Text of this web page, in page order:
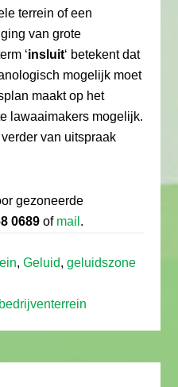
terrein of een
van grote
‘insluit‘ betekent dat
mogelijk moet
maakt op het
lawaaimakers mogelijk.
van uitspraak
gezoneerde
0689 of mail .
,Geluid,geluidszone